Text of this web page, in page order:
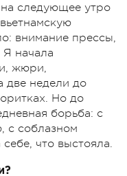
следующее утро
внимание прессы,
начала
жюри,
две недели до
Но до
борьба: с
с соблазном
что выстояла.